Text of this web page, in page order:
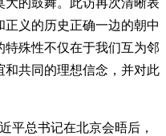
义的历史正确一边的朝中
殊性不仅在于我们互为邻
和共同的理想信念，并对此
平总书记在北京会晤后，